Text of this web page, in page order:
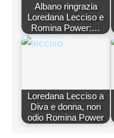
Albano ringrazia
Loredana Lecciso e
Romina Power:…
Loredana Lecciso a
Diva e donna, non
odio Romina Power